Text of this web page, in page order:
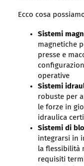
Ecco cosa
Sistemi
magnetiche
presse e
operative
Sistemi
robuste per
le forze in
idraulica
Sistemi di
integrarsi in
la flessibilità
requisiti